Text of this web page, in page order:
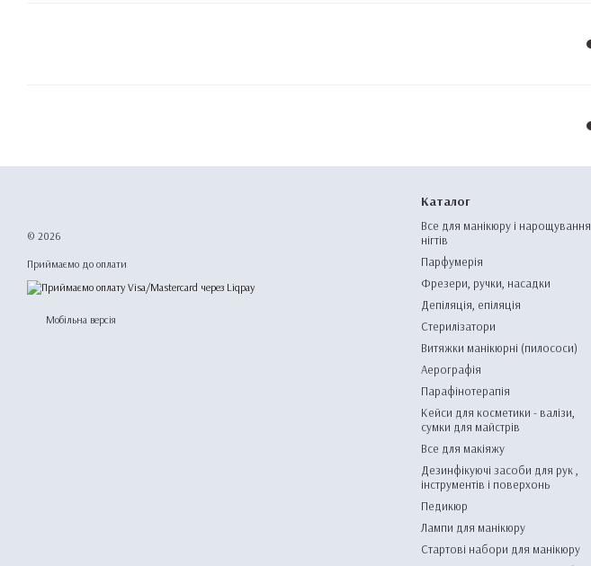
© 2026
Приймаємо до оплати
Мобільна версія
Каталог
Все для манікюру і нарощування
нігтів
Парфумерія
Фрезери, ручки, насадки
Депіляція, епіляція
Стерилізатори
Витяжки манікюрні (пилососи)
Аерографія
Парафінотерапія
Кейси для косметики - валізи,
сумки для майстрів
Все для макіяжу
Дезинфікуючі засоби для рук ,
інструментів і поверхонь
Педикюр
Лампи для манікюру
Стартові набори для манікюру